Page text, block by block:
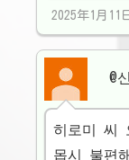
2025年1月
@신
히로미 씨
몹시 불편